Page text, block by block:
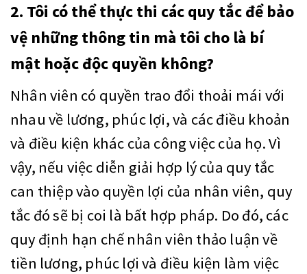
2. Tôi có thể thực thi các quy tắc để bảo
vệ những thông tin mà tôi cho là bí
mật hoặc độc quyền không?
Nhân viên có quyền trao đổi thoải mái với
nhau về lương, phúc lợi, và các điều khoản
và điều kiện khác của công việc của họ. Vì
vậy, nếu việc diễn giải hợp lý của quy tắc
can thiệp vào quyền lợi của nhân viên, quy
tắc đó sẽ bị coi là bất hợp pháp. Do đó, các
quy định hạn chế nhân viên thảo luận về
tiền lương, phúc lợi và điều kiện làm việc